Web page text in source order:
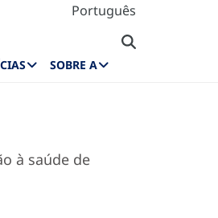
Português
SOBRE A
à saúde de